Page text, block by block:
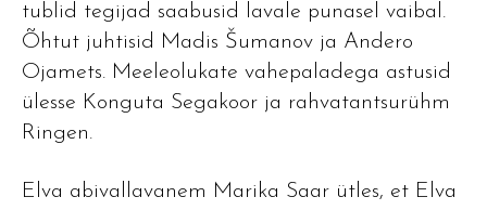
tublid tegijad saabusid lavale punasel vaibal.
Õhtut juhtisid Madis Šumanov ja Andero
Ojamets. Meeleolukate vahepaladega astusid
ülesse Konguta Segakoor ja rahvatantsurühm
Ringen.
Elva abivallavanem Marika Saar ütles, et Elva